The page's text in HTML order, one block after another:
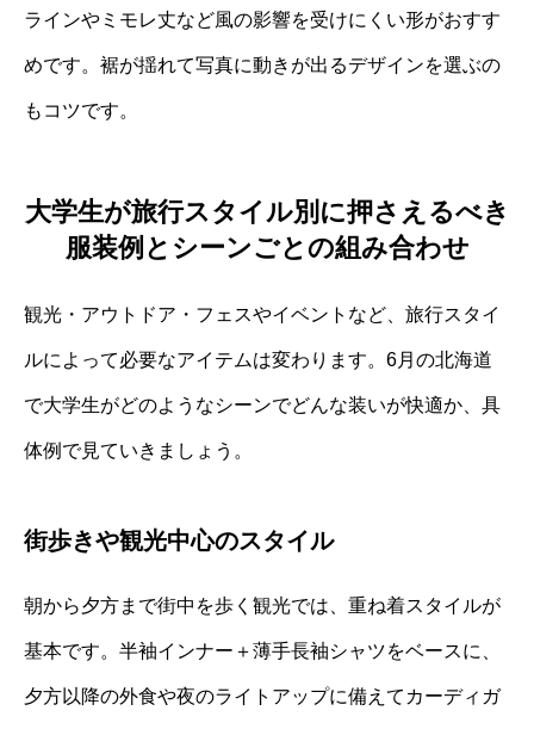
ラインやミモレ丈など風の影響を受けにくい形がおすす
めです。裾が揺れて写真に動きが出るデザインを選ぶの
もコツです。
大学生が旅行スタイル別に押さえるべき
服装例とシーンごとの組み合わせ
観光・アウトドア・フェスやイベントなど、旅行スタイ
ルによって必要なアイテムは変わります。6月の北海道
で大学生がどのようなシーンでどんな装いが快適か、具
体例で見ていきましょう。
街歩きや観光中心のスタイル
朝から夕方まで街中を歩く観光では、重ね着スタイルが
基本です。半袖インナー＋薄手長袖シャツをベースに、
夕方以降の外食や夜のライトアップに備えてカーディガ